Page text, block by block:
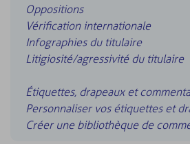
Oppositions
Vérification internationale
Infographies du titulaire
Litigiosité/agressivité du titulaire
Étiquettes, drapeaux et
Personnaliser vos étiquettes et
Créer une bibliothèque de